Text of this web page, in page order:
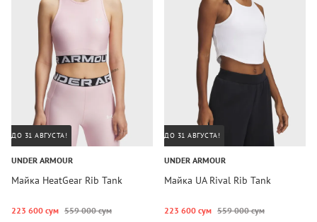
ДО 31 АВГУСТА!
UNDER ARMOUR
Майка HeatGear Rib Tank
223 600 сум 559 000 сум
ДО 31 АВГУСТА!
UNDER ARMOUR
Майка UA Rival Rib Tank
223 600 сум 559 000 сум